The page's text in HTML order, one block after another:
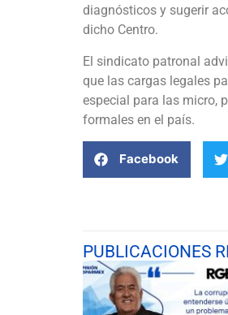
diagnósticos y sugerir
dicho Centro.
El sindicato patronal
que las cargas legales
especial para las micro,
formales en el país.
Facebook
PUBLICACIONES